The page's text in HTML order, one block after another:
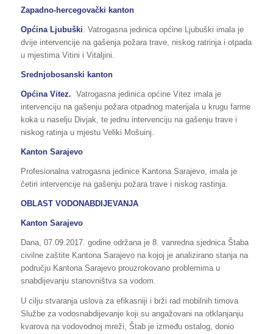
Zapadno-hercegovački kanton
Općina Ljubuški. Vatrogasna jedinica općine Ljubuški imala je
dvije intervencije na gašenja požara trave, niskog ratrinja i otpada
u mjestima Vitini i Vitaljini.
Srednjobosanski kanton
Općina Vitez. Vatrogasna jedinica općine Vitez imala je
intervenciju na gašenju požara otpadnog materijala u krugu farme
koka u naselju Divjak, te jednu intervenciju na gašenju trave i
niskog ratinja u mjestu Veliki Mošuinj.
Kanton Sarajevo
Profesionalna vatrogasna jedinice Kantona Sarajevo, imala je
četiri intervencije na gašenju požara trave i niskog rastinja.
OBLAST VODONABDIJEVANJA
Kanton Sarajevo
Dana, 07.09.2017. godine održana je 8. vanredna sjednica Štaba
civilne zaštite Kantona Sarajevo na kojoj je analizirano stanja na
području Kantona Sarajevo prouzrokovano problemima u
snabdijevanju stanovništva sa vodom.
U cilju stvaranja uslova za efikasniji i brži rad mobilnih timova
Službe za vodosnabdijevanje koji su angažovani na otklanjanju
kvarova na vodovodnoj mreži, Štab je između ostalog, donio